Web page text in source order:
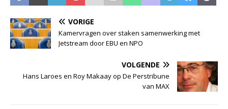
VORIGE
Kamervragen over staken samenwerking met
Jetstream door EBU en NPO
VOLGENDE
Hans Laroes en Roy Makaay op De Perstribune
van MAX